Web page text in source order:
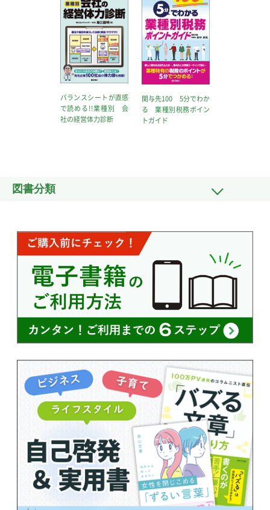
バランスシートが直感
で読める!!業種別 会
社の経営体力診断
関与先100 5分でわか
る 業種別税務ポイン
トガイド
図書分類